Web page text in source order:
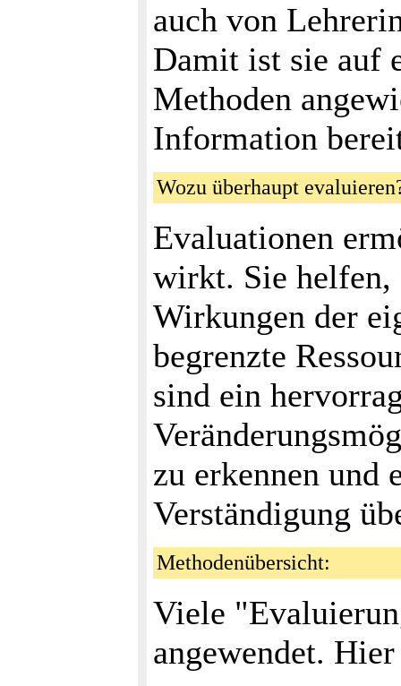
auch von
Damit ist sie auf
Methoden
Information
Wozu überhaupt
Evaluationen
wirkt. Sie helfen,
Wirkungen der
begrenzte
sind ein
zu erkennen und
Verständigung
Methodenübersicht:
Viele
angewendet.